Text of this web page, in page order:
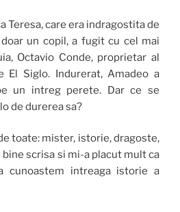
Teresa, care era indragostita de
un copil, a fugit cu cel mai
Octavio Conde, proprietar al
El Siglo. Indurerat, Amadeo a
un intreg perete. Dar ce se
de durerea sa?
toate: mister, istorie, dragoste,
scrisa si mi-a placut mult ca
cunoastem intreaga istorie a